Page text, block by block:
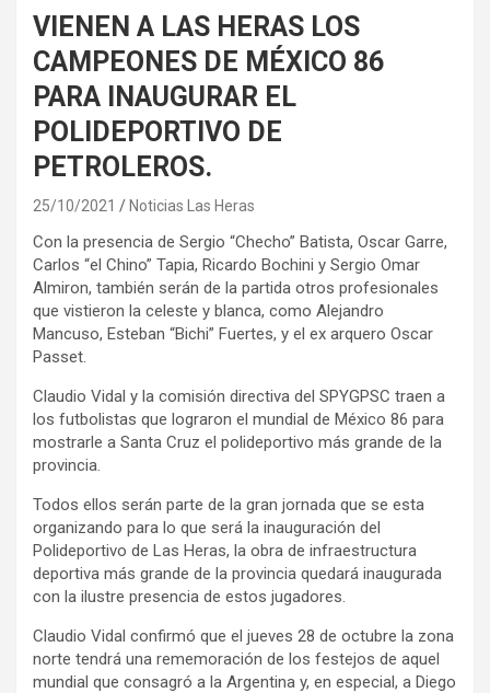
VIENEN A LAS HERAS LOS
CAMPEONES DE MÉXICO 86
PARA INAUGURAR EL
POLIDEPORTIVO DE
PETROLEROS.
25/10/2021 Noticias Las Heras
Con la presencia de Sergio “Checho” Batista, Oscar Garre,
Carlos “el Chino” Tapia, Ricardo Bochini y Sergio Omar
Almiron, también serán de la partida otros profesionales
que vistieron la celeste y blanca, como Alejandro
Mancuso, Esteban “Bichi” Fuertes, y el ex arquero Oscar
Passet.
Claudio Vidal y la comisión directiva del SPYGPSC traen a
los futbolistas que lograron el mundial de México 86 para
mostrarle a Santa Cruz el polideportivo más grande de la
provincia.
Todos ellos serán parte de la gran jornada que se esta
organizando para lo que será la inauguración del
Polideportivo de Las Heras, la obra de infraestructura
deportiva más grande de la provincia quedará inaugurada
con la ilustre presencia de estos jugadores.
Claudio Vidal confirmó que el jueves 28 de octubre la zona
norte tendrá una rememoración de los festejos de aquel
mundial que consagró a la Argentina y, en especial, a Diego